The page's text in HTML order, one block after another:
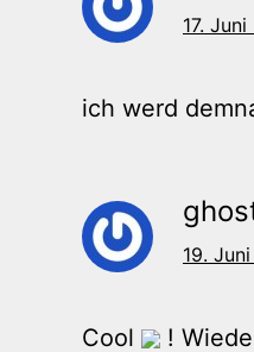
17.
ich werd
19.
Cool
!